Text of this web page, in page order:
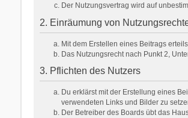
Der Nutzungsvertrag wird auf
2. Einräumung von
Mit dem Erstellen eines Beitrags
Das Nutzungsrecht nach Punkt 2,
3. Pflichten des Nutzers
Du erklärst mit der Erstellung eines
verwendeten Links und Bilder zu
Der Betreiber des Boards übt das